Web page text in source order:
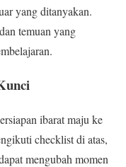
yang ditanyakan.
temuan yang
ibarat maju ke
checklist di atas,
mengubah momen